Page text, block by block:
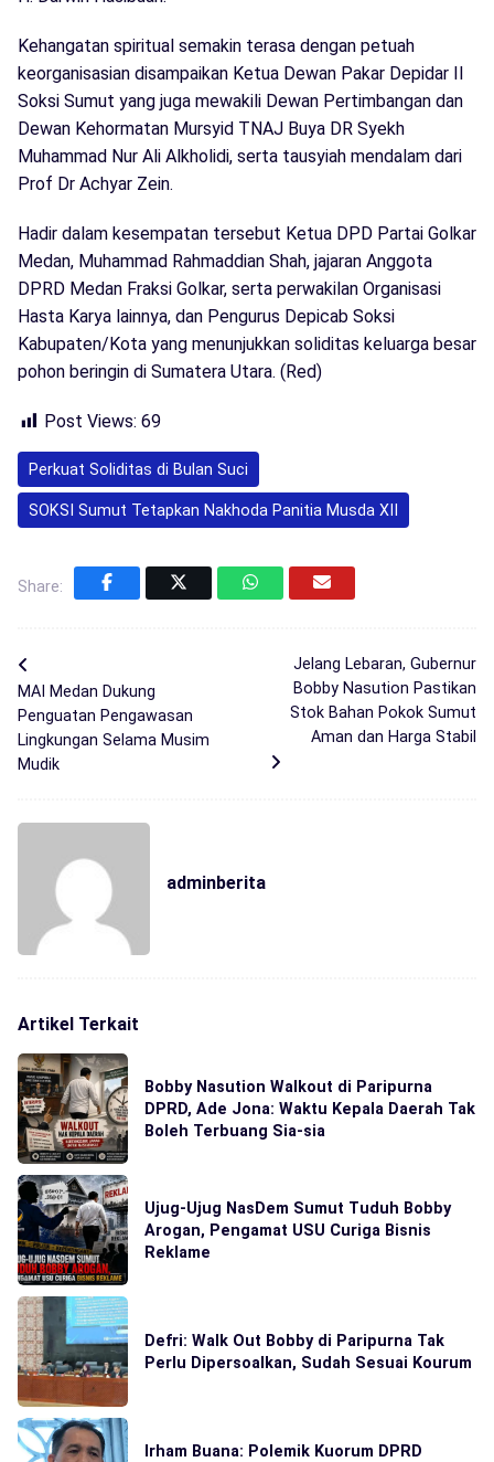
Kehangatan spiritual semakin terasa dengan petuah
keorganisasian disampaikan Ketua Dewan Pakar Depidar II
Soksi Sumut yang juga mewakili Dewan Pertimbangan dan
Dewan Kehormatan Mursyid TNAJ Buya DR Syekh
Muhammad Nur Ali Alkholidi, serta tausyiah mendalam dari
Prof Dr Achyar Zein.
Hadir dalam kesempatan tersebut Ketua DPD Partai Golkar
Medan, Muhammad Rahmaddian Shah, jajaran Anggota
DPRD Medan Fraksi Golkar, serta perwakilan Organisasi
Hasta Karya lainnya, dan Pengurus Depicab Soksi
Kabupaten/Kota yang menunjukkan soliditas keluarga besar
pohon beringin di Sumatera Utara. (Red)
Post Views: 69
Perkuat Soliditas di Bulan Suci
SOKSI Sumut Tetapkan Nakhoda Panitia Musda XII
Share:
MAI Medan Dukung
Penguatan Pengawasan
Lingkungan Selama Musim
Mudik
Jelang Lebaran, Gubernur
Bobby Nasution Pastikan
Stok Bahan Pokok Sumut
Aman dan Harga Stabil
adminberita
Artikel Terkait
Bobby Nasution Walkout di Paripurna
DPRD, Ade Jona: Waktu Kepala Daerah Tak
Boleh Terbuang Sia-sia
Ujug-Ujug NasDem Sumut Tuduh Bobby
Arogan, Pengamat USU Curiga Bisnis
Reklame
Defri: Walk Out Bobby di Paripurna Tak
Perlu Dipersoalkan, Sudah Sesuai Kourum
Irham Buana: Polemik Kuorum DPRD